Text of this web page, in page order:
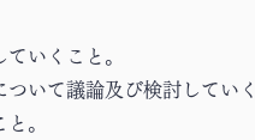
いくこと。
いて議論及び検討してい
。